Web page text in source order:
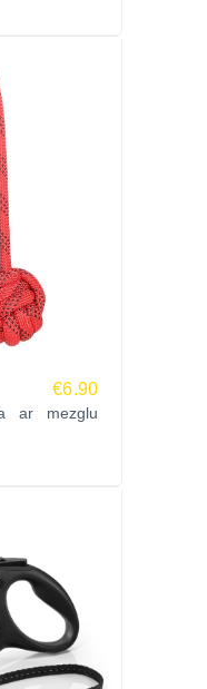
€6.90
ar mezglu